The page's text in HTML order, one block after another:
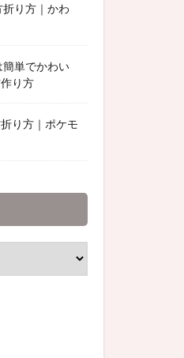
り方｜かわ
簡単でかわい
り方
り方｜ポケモ